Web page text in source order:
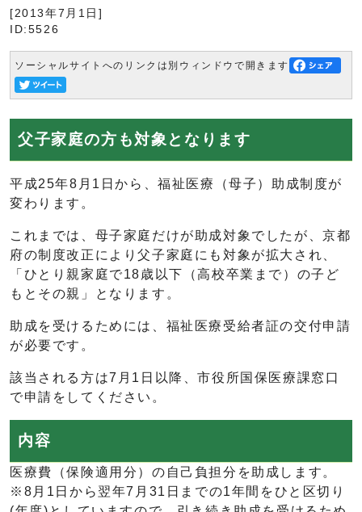
[2013年7月1日]
ID:5526
ソーシャルサイトへのリンクは別ウィンドウで開きます
父子家庭の方も対象となります
平成25年8月1日から、福祉医療（母子）助成制度が
変わります。
これまでは、母子家庭だけが助成対象でしたが、京都
府の制度改正により父子家庭にも対象が拡大され、
「ひとり親家庭で18歳以下（高校卒業まで）の子ど
もとその親」となります。
助成を受けるためには、福祉医療受給者証の交付申請
が必要です。
該当される方は7月1日以降、市役所国保医療課窓口
で申請をしてください。
内容
医療費（保険適用分）の自己負担分を助成します。
※8月1日から翌年7月31日までの1年間をひと区切り